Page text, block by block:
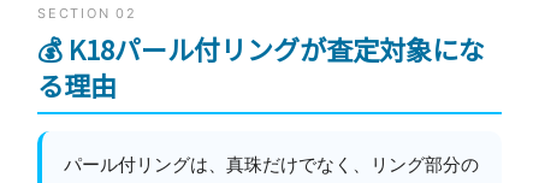
SECTION 02
💰 K18パール付リングが査定対象にな
る理由
パール付リングは、真珠だけでなく、リング部分の